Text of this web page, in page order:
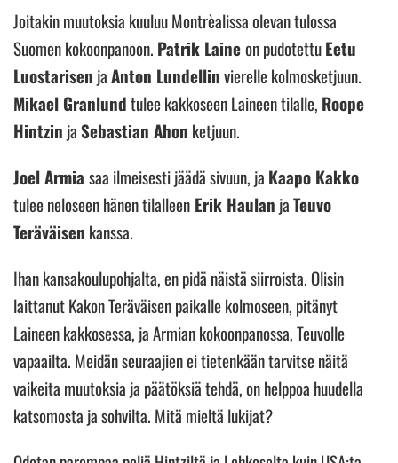
Joitakin muutoksia kuuluu Montrèalissa olevan tulossa
Suomen kokoonpanoon. Patrik Laineon pudotettuEetu
Luostarisen jaAnton Lundellinvierelle kolmosketjuun.
Mikael Granlundtulee kakkoseen Laineen tilalle, Roope
Hintzin jaSebastian Ahon ketjuun.
Joel Armia saa ilmeisesti jäädä sivuun, ja Kaapo Kakko
tulee neloseen hänen tilalleen Erik Haulan jaTeuvo
Teräväisen kanssa.
Ihan kansakoulupohjalta, en pidä näistä siirroista. Olisin
laittanut Kakon Teräväisen paikalle kolmoseen, pitänyt
Laineen kakkosessa, ja Armian kokoonpanossa, Teuvolle
vapaailta. Meidän seuraajien ei tietenkään tarvitse näitä
vaikeita muutoksia ja päätöksiä tehdä, on helppoa huudella
katsomosta ja sohvilta. Mitä mieltä lukijat?